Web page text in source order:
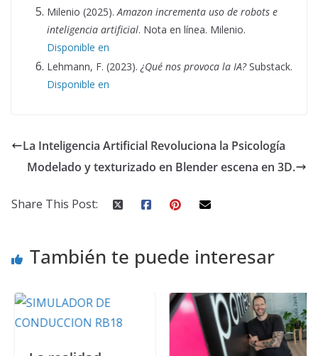
Milenio (2025). Amazon incrementa uso de robots e
inteligencia artificial. Nota en línea. Milenio.
Disponible en
Lehmann, F. (2023). ¿Qué nos provoca la IA?Substack.
Disponible en
La Inteligencia Artificial Revoluciona la Psicología
Modelado y texturizado en Blender escena en 3D.
Share This Post:
También te puede interesar